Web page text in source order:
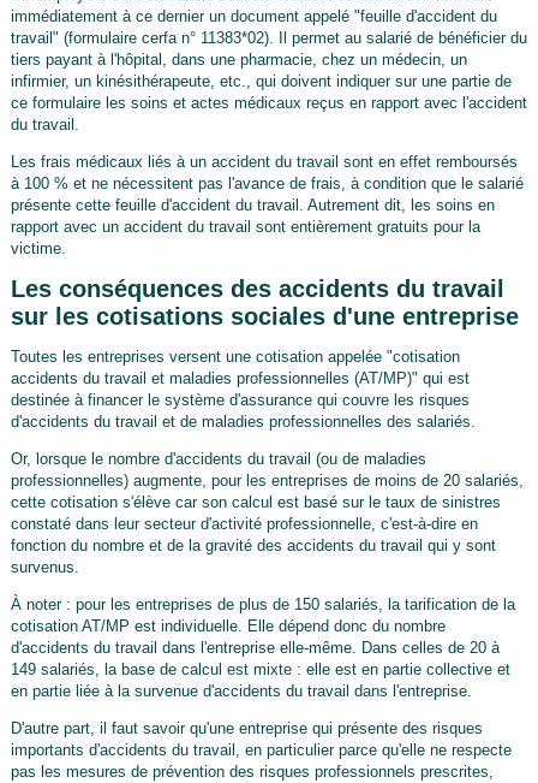
immédiatement à ce dernier un document appelé "feuille d'accident du
travail" (formulaire cerfa n° 11383*02). Il permet au salarié de bénéficier du
tiers payant à l'hôpital, dans une pharmacie, chez un médecin, un
infirmier, un kinésithérapeute, etc., qui doivent indiquer sur une partie de
ce formulaire les soins et actes médicaux reçus en rapport avec l'accident
du travail.
Les frais médicaux liés à un accident du travail sont en effet remboursés
à 100 % et ne nécessitent pas l'avance de frais, à condition que le salarié
présente cette feuille d'accident du travail. Autrement dit, les soins en
rapport avec un accident du travail sont entièrement gratuits pour la
victime.
Les conséquences des accidents du travail
sur les cotisations sociales d'une entreprise
Toutes les entreprises versent une cotisation appelée "cotisation
accidents du travail et maladies professionnelles (AT/MP)" qui est
destinée à financer le système d'assurance qui couvre les risques
d'accidents du travail et de maladies professionnelles des salariés.
Or, lorsque le nombre d'accidents du travail (ou de maladies
professionnelles) augmente, pour les entreprises de moins de 20 salariés,
cette cotisation s'élève car son calcul est basé sur le taux de sinistres
constaté dans leur secteur d'activité professionnelle, c'est-à-dire en
fonction du nombre et de la gravité des accidents du travail qui y sont
survenus.
À noter : pour les entreprises de plus de 150 salariés, la tarification de la
cotisation AT/MP est individuelle. Elle dépend donc du nombre
d'accidents du travail dans l'entreprise elle-même. Dans celles de 20 à
149 salariés, la base de calcul est mixte : elle est en partie collective et
en partie liée à la survenue d'accidents du travail dans l'entreprise.
D'autre part, il faut savoir qu'une entreprise qui présente des risques
importants d'accidents du travail, en particulier parce qu'elle ne respecte
pas les mesures de prévention des risques professionnels prescrites,